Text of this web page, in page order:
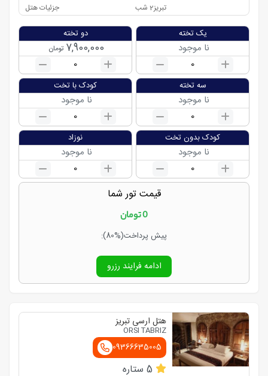
تبریز2 شب جزئیات هتل
یک تخته
نا موجود
0
دو تخته
7,900,000 تومان
0
سه تخته
نا موجود
0
کودک با تخت
نا موجود
0
کودک بدون تخت
نا موجود
0
نوزاد
نا موجود
0
قیمت تور شما
0تومان
پیش پرداخت(80%)
:
ادامه فرایند رزرو
هتل ارسی تبریز
ORSI TABRIZ
09366635005
5 ستاره